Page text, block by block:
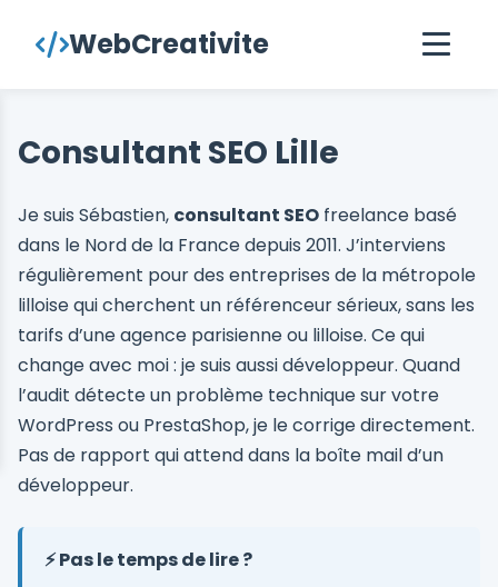
principalWebCreativite
Consultant SEO Lille
Je suis Sébastien, consultant SEO freelance basé
dans le Nord de la France depuis 2011. J’interviens
régulièrement pour des entreprises de la métropole
lilloise qui cherchent un référenceur sérieux, sans les
tarifs d’une agence parisienne ou lilloise. Ce qui
change avec moi : je suis aussi développeur. Quand
l’audit détecte un problème technique sur votre
WordPress ou PrestaShop, je le corrige directement.
Pas de rapport qui attend dans la boîte mail d’un
développeur.
⚡ Pas le temps de lire ?